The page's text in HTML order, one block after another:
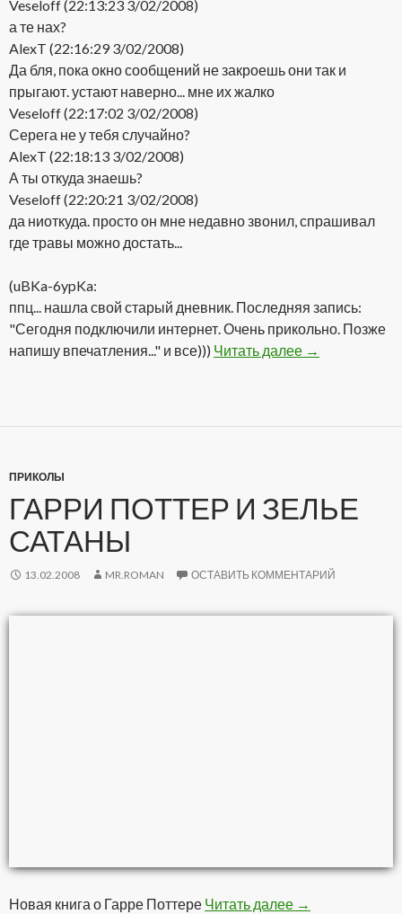
Veseloff (22:13:23 3/02/2008)
а те нах?
AlexT (22:16:29 3/02/2008)
Да бля, пока окно сообщений не закроешь они так и
прыгают. устают наверно... мне их жалко
Veseloff (22:17:02 3/02/2008)
Серега не у тебя случайно?
AlexT (22:18:13 3/02/2008)
А ты откуда знаешь?
Veseloff (22:20:21 3/02/2008)
да ниоткуда. просто он мне недавно звонил, спрашивал
где травы можно достать...
(uBKa-6ypKa:
ппц... нашла свой старый дневник. Последняя запись:
"Сегодня подключили интернет. Очень прикольно. Позже
напишу впечатления..." и все))) Читать далее Решил
→
ПРИКОЛЫ
ГАРРИ ПОТТЕР И ЗЕЛЬЕ
САТАНЫ
13.02.2008 MR.ROMAN ОСТАВИТЬ КОММЕНТАРИЙ
Новая книга о Гарре Поттере Читать далее Гарри Поттер
→